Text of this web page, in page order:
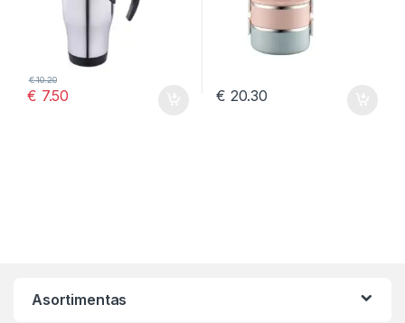
€ 7.50
€10.20
€ 20.30
Asortimentas